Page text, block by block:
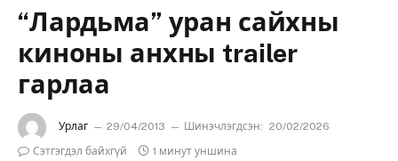
“Лардьма” уран сайхны
киноны анхны trailer
гарлаа
Урлаг 29/04/2013 Шинэчлэгдсэн: 20/02/2026
Сэтгэгдэл байхгүй
1 минут уншина